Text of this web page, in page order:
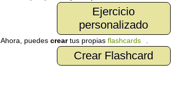
Ejercicio
personalizado
Ahora, puedes creartus propias flashcards
Crear Flashcard